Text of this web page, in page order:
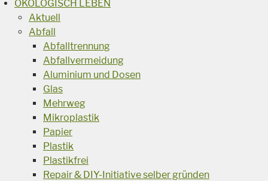
ÖKOLOGISCH LEBEN
Aktuell
Abfall
Abfalltrennung
Abfallvermeidung
Aluminium und Dosen
Glas
Mehrweg
Mikroplastik
Papier
Plastik
Plastikfrei
Repair & DIY-Initiative selber gründen